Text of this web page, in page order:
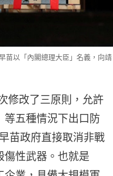
苗以「內閣總理大臣」名義，向靖
修改了三原則，允許
等五種情況下出口防
苗政府直接取消非戰
傷性武器。也就是